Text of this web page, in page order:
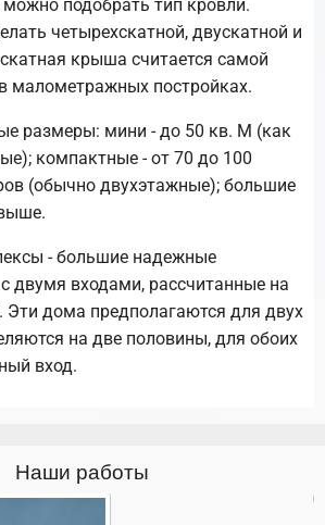
подобрать тип кровли.
четырехскатной, двускатной и
крыша считается самой
малометражных постройках.
размеры: мини - до 50 кв. М (как
компактные - от 70 до 100
(обычно двухэтажные); большие
- большие надежные
двумя входами, рассчитанные на
Эти дома предполагаются для двух
на две половины, для обоих
вход.
Наши работы